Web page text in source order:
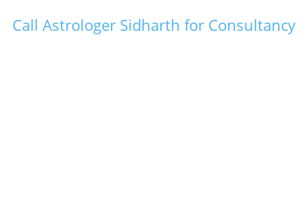
Call Astrologer Sidharth for Consultancy